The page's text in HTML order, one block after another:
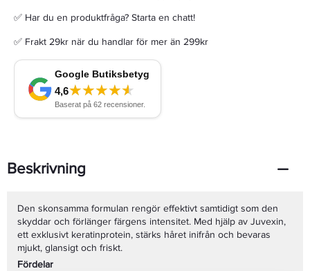
✅ Har du en produktfråga? Starta en chatt!
✅ Frakt 29kr när du handlar för mer än 299kr
Beskrivning
Den skonsamma formulan rengör effektivt samtidigt som den
skyddar och förlänger färgens intensitet. Med hjälp av Juvexin,
ett exklusivt keratinprotein, stärks håret inifrån och bevaras
mjukt, glansigt och friskt.
Fördelar